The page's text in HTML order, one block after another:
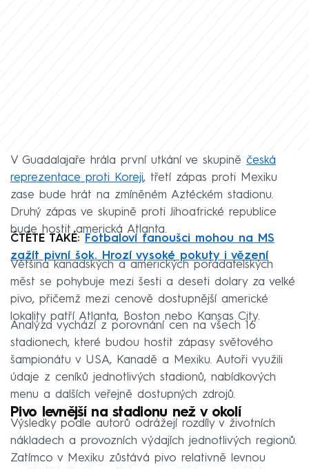
V Guadalajaře hrála první utkání ve skupině česká
reprezentace proti Koreji, třetí zápas proti Mexiku
zase bude hrát na zmíněném Aztéckém stadionu.
Druhý zápas ve skupině proti Jihoafrické republice
bude hostit americká Atlanta.
ČTĚTE TAKÉ:
Fotbaloví fanoušci mohou na MS
zažít pivní šok. Hrozí vysoké pokuty i vězení
Většina kanadských a amerických pořadatelských
měst se pohybuje mezi šesti a deseti dolary za velké
pivo, přičemž mezi cenově dostupnější americké
lokality patří Atlanta, Boston nebo Kansas City.
Analýza vychází z porovnání cen na všech 16
stadionech, které budou hostit zápasy světového
šampionátu v USA, Kanadě a Mexiku. Autoři využili
údaje z ceníků jednotlivých stadionů, nabídkových
menu a dalších veřejně dostupných zdrojů.
Pivo levnější na stadionu než v okolí
Výsledky podle autorů odrážejí rozdíly v životních
nákladech a provozních výdajích jednotlivých regionů.
Zatímco v Mexiku zůstává pivo relativně levnou